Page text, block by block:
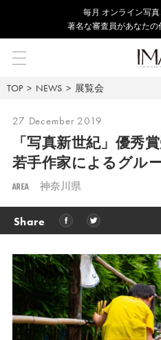
毎⽉ オンライン写
著名な審査員があなた
TOP NEWS 展覧会
27 December 2019
「写真新世紀」優秀
若手作家によるグル
AREA 神奈川県
Share